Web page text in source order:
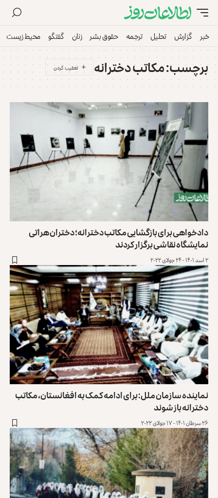
خبر گزارش تحلیل ترجمه حقوق بشر زنان گفتگو محیط زیست
برچسب:مکاتب دخترانه
دادخواهی برای بازگشایی مکاتب دخترانه؛ دختران هراتی
نمایشگاه نقاشی برگزار کردند
۲ اسد ۱۴۰۱ - ۲۴ جولای ۲۰۲۲
نماینده‌ سازمان ملل: برای ادامه کمک به افغانستان، مکاتب
دخترانه باز شوند
۲۶ سرطان ۱۴۰۱ - ۱۷ جولای ۲۰۲۲